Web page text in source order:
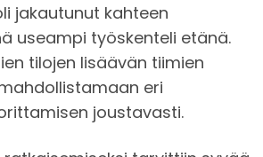
jakautunut kahteen
useampi työskenteli etänä.
tilojen lisäävän tiimien
eri
joustavasti.